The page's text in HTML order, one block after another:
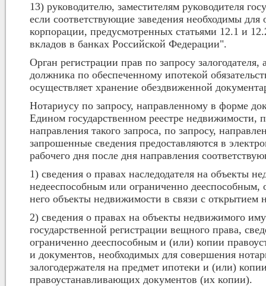
13) руководителю, заместителям руководителя
если соответствующие заведения необходимы
корпорации, предусмотренных статьями 12.1 и
вкладов в банках Российской Федерации".
Орган регистрации прав по запросу
должника по обеспеченному ипотекой
осуществляет хранение обездвиженной
Нотариусу по запросу, направленному в форме
Едином государственном реестре недвижимости,
направления такого запроса, по запросу,
запрошенные сведения предоставляются в
рабочего дня после дня направления
1) сведения о правах наследодателя на объекты
недееспособным или ограниченно
него объекты недвижимости в связи с открытием
2) сведения о правах на объекты недвижимого
государственной регистрации вещного права,
ограниченно дееспособным и (или) копии
и документов, необходимых для совершения
залогодержателя на предмет ипотеки и (или)
правоустанавливающих документов (их копии).